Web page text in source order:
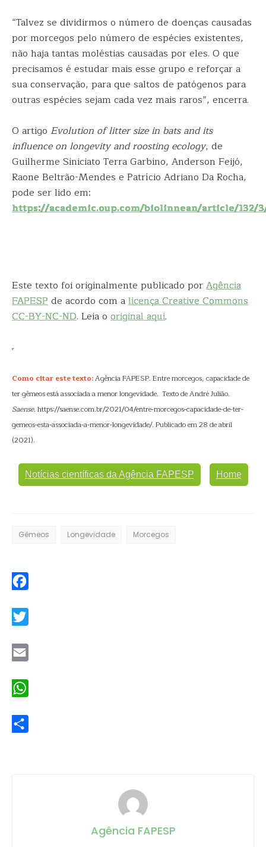
“Talvez se dividirmos o número de doenças causadas
por morcegos pelo número de espécies existentes,
não haja tantas moléstias causadas por eles. O que
precisamos é estudar mais esse grupo e reforçar a
sua conservação, para que saltos de patógenos para
outras espécies sejam cada vez mais raros”, encerra.
O artigo Evolution of litter size in bats and its
influence on longevity and roosting ecology, de
Guilherme Siniciato Terra Garbino, Anderson Feijó,
Raone Beltrão-Mendes e Patrício Adriano Da Rocha,
pode ser lido em:
https://academic.oup.com/biolinnean/article/132/
Este texto foi originalmente publicado porAgência
FAPESPde acordo com alicença Creative Commons
CC-BY-NC-ND. Leia o original aqui.
Como citar este texto:Agência FAPESP. Entre morcegos, capacidade de
ter gêmeos está associada a menor longevidade. Texto de André Julião.
Saense. https://saense.com.br/2021/04/entre-morcegos-capacidade-de-ter-
gemeos-esta-associada-a-menor-longevidade/. Publicado em 28 de abril
(2021).
Notícias científicas da Agência FAPESP Home
Gêmeos Longevidade Morcegos
Agência FAPESP